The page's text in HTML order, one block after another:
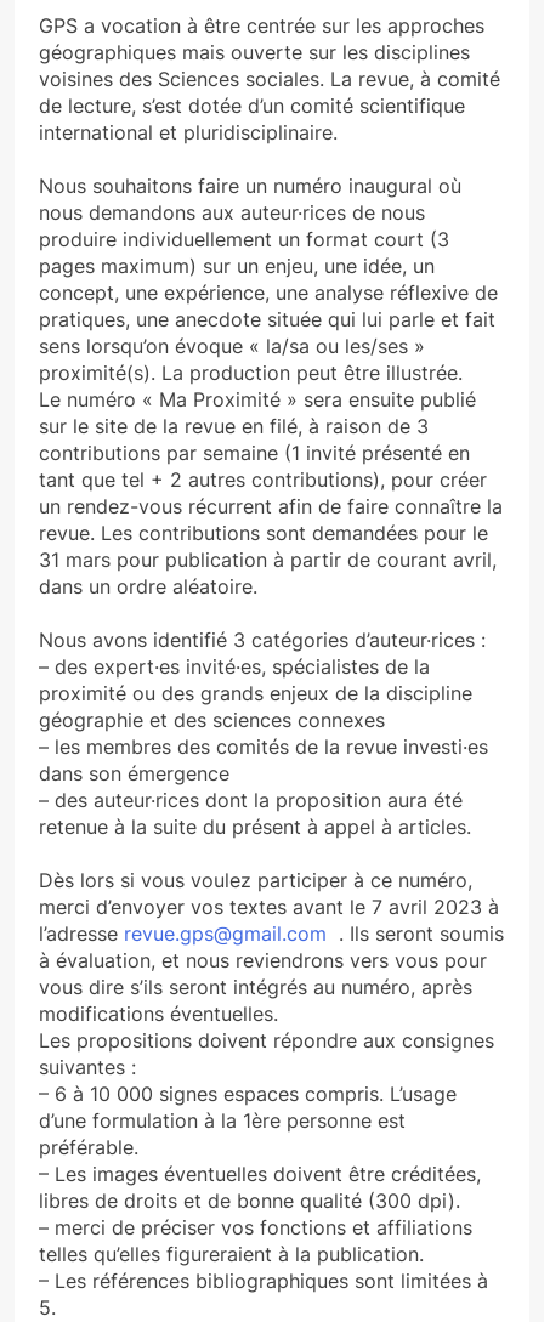
GPS a vocation à être centrée sur les approches
géographiques mais ouverte sur les disciplines
voisines des Sciences sociales. La revue, à comité
de lecture, s’est dotée d’un comité scientifique
international et pluridisciplinaire.
Nous souhaitons faire un numéro inaugural où
nous demandons aux auteur·rices de nous
produire individuellement un format court (3
pages maximum) sur un enjeu, une idée, un
concept, une expérience, une analyse réflexive de
pratiques, une anecdote située qui lui parle et fait
sens lorsqu’on évoque « la/sa ou les/ses »
proximité(s). La production peut être illustrée.
Le numéro « Ma Proximité » sera ensuite publié
sur le site de la revue en filé, à raison de 3
contributions par semaine (1 invité présenté en
tant que tel + 2 autres contributions), pour créer
un rendez-vous récurrent afin de faire connaître la
revue. Les contributions sont demandées pour le
31 mars pour publication à partir de courant avril,
dans un ordre aléatoire.
Nous avons identifié 3 catégories d’auteur·rices :
– des expert·es invité·es, spécialistes de la
proximité ou des grands enjeux de la discipline
géographie et des sciences connexes
– les membres des comités de la revue investi·es
dans son émergence
– des auteur·rices dont la proposition aura été
retenue à la suite du présent à appel à articles.
Dès lors si vous voulez participer à ce numéro,
merci d’envoyer vos textes avant le 7 avril 2023 à
l’adresse revue.gps@gmail.com . Ils seront soumis
à évaluation, et nous reviendrons vers vous pour
vous dire s’ils seront intégrés au numéro, après
modifications éventuelles.
Les propositions doivent répondre aux consignes
suivantes :
– 6 à 10 000 signes espaces compris. L’usage
d’une formulation à la 1ère personne est
préférable.
– Les images éventuelles doivent être créditées,
libres de droits et de bonne qualité (300 dpi).
– merci de préciser vos fonctions et affiliations
telles qu’elles figureraient à la publication.
– Les références bibliographiques sont limitées à
5.